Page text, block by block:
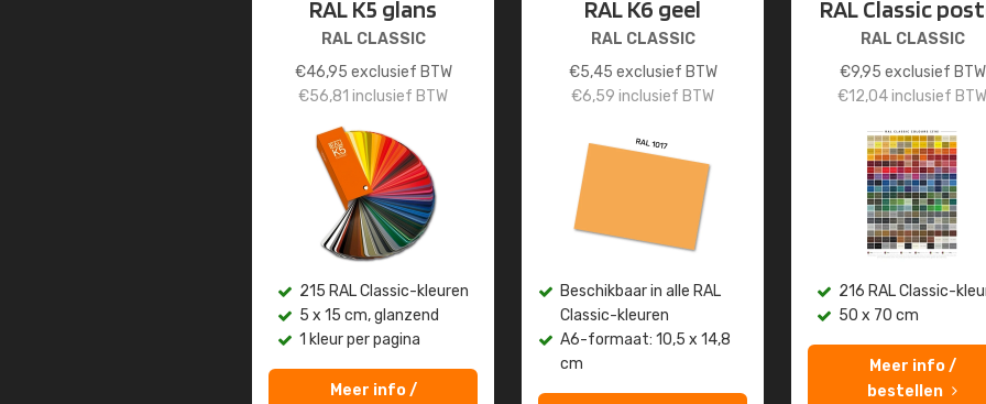
RAL K5 glans
RAL CLASSIC
€46,95 exclusief BTW
€56,81 inclusief BTW
215 RAL Classic-kleuren
5 x 15 cm, glanzend
1 kleur per pagina
Meer info /
RAL K6 geel
RAL CLASSIC
€5,45 exclusief BTW
€6,59 inclusief BTW
Beschikbaar in alle RAL
Classic-kleuren
A6-formaat: 10,5 x 14,8
cm
RAL Classic
RAL CLASSIC
€9,95 exclusief BTW
€12,04inclusief BTW
216 RAL Classic-
50 x 70 cm
Meer info /
bestellen